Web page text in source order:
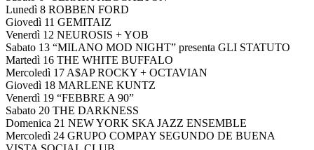
Lunedì 8 ROBBEN FORD
Giovedì 11 GEMITAIZ
Venerdì 12 NEUROSIS + YOB
Sabato 13 “MILANO MOD NIGHT” presenta GLI STATUTO
Martedì 16 THE WHITE BUFFALO
Mercoledì 17 A$AP ROCKY + OCTAVIAN
Giovedì 18 MARLENE KUNTZ
Venerdì 19 “FEBBRE A 90”
Sabato 20 THE DARKNESS
Domenica 21 NEW YORK SKA JAZZ ENSEMBLE
Mercoledì 24 GRUPO COMPAY SEGUNDO DE BUENA